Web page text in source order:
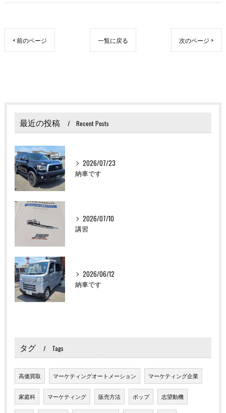
< 前のページ 一覧に戻る 次のページ >
最近の投稿 Recent Posts
2026/07/23
納車です
2026/07/10
講習
2026/06/12
納車です
タグ Tags
高価買取 マーケティングオートメーション マーケティング企業
家庭科 マーケティング 販売方法 ポップ 志望動機